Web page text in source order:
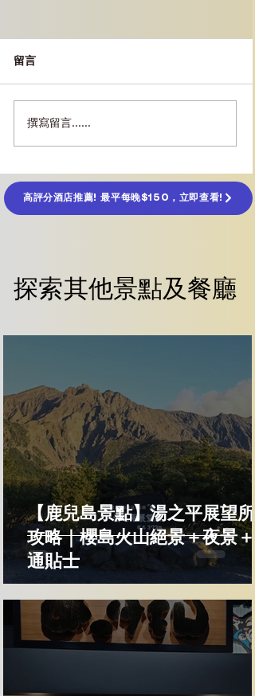
[東京美食] 燒肉 牛門指
南：必點菜單＋用餐貼士
留言
撰寫留言......
高評分酒店推薦! 最平每晚$150，立即查看!
探索其他景點及餐廳
探索其他景點及餐廳
【鹿兒島景點】湯之平展望所
攻略｜櫻島火山絕景＋夜景＋
通貼士